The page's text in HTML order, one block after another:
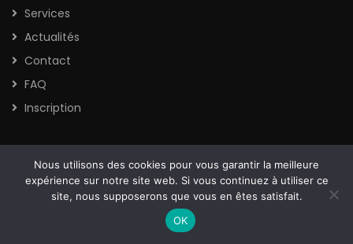
Services
Actualités
Contact
FAQ
Inscription
Information Légal
Termes et Conditions
Politique de confidentialité
Nous utilisons des cookies pour vous garantir la meilleure
expérience sur notre site web. Si vous continuez à utiliser ce
site, nous supposerons que vous en êtes satisfait.
OK